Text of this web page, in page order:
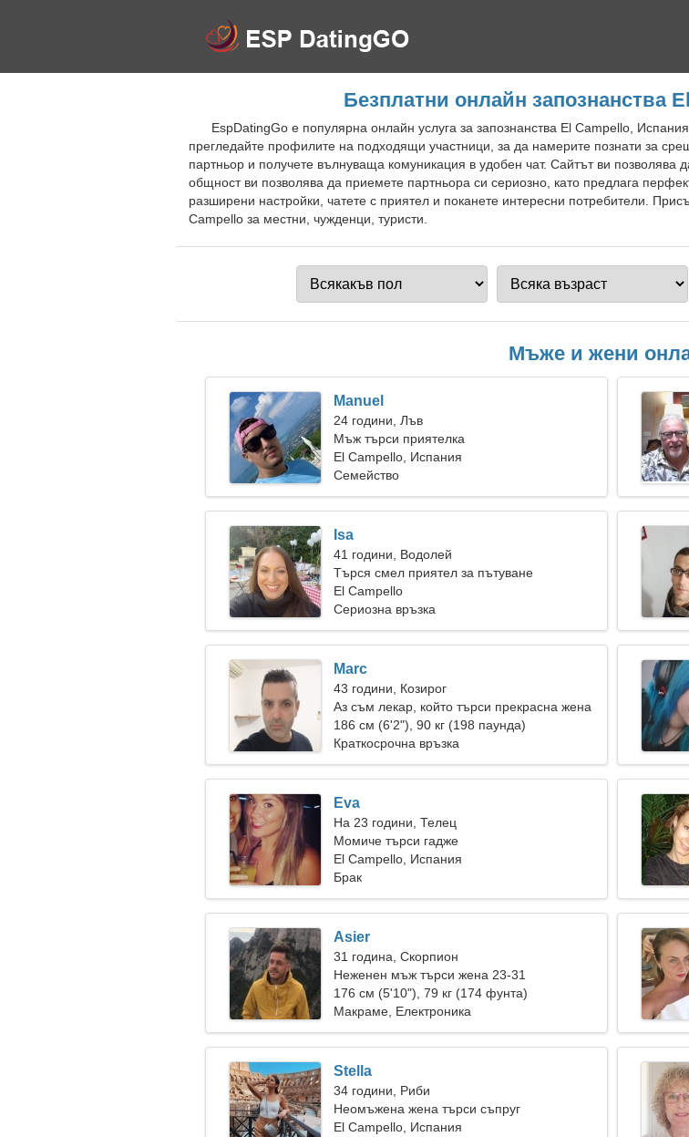
Безплатни онлайн запознанства
EspDatingGo е популярна онлайн услуга за запознанства El Campello,
прегледайте профилите на подходящи участници, за да намерите познати за
партньор и получете вълнуваща комуникация в удобен чат. Сайтът ви позволява
общност ви позволява да приемете партньора си сериозно, като предлага
разширени настройки, чатете с приятел и поканете интересни потребители.
Campello за местни, чужденци, туристи.
Мъже и жени
Manuel
24 години, Лъв
Мъж търси приятелка
El Campello, Испания
Семейство
Isa
41 години, Водолей
Търся смел приятел за пътуване
El Campello
Сериозна връзка
Marc
43 години, Козирог
Аз съм лекар, който търси прекрасна жена
186 см (6'2"), 90 кг (198 паунда)
Краткосрочна връзка
Eva
На 23 години, Телец
Момиче търси гадже
El Campello, Испания
Брак
Asier
31 година, Скорпион
Неженен мъж търси жена 23-31
176 см (5'10"), 79 кг (174 фунта)
Макраме, Електроника
Stella
34 години, Риби
Неомъжена жена търси съпруг
El Campello, Испания